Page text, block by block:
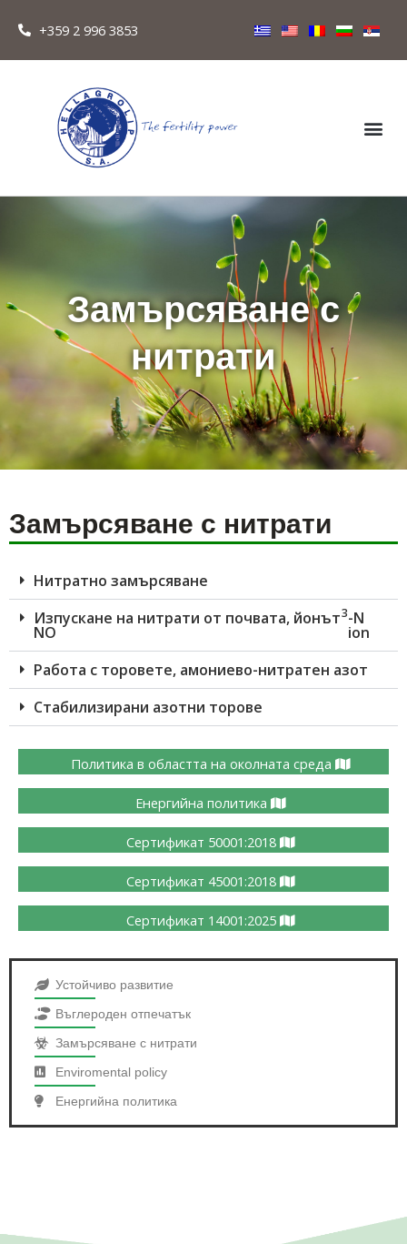
+359 2 996 3853
Замърсяване с
нитрати
Замърсяване с нитрати
Нитратно замърсяване
Изпускане на нитрати от почвата, йонът
ΝΟ
3-Ν
ion
Работа с торовете, амониево-нитратен азот
Стабилизирани азотни торове
Политика в областта на околната среда
Енергийна политика
Сертификат 50001:2018
Сертификат 45001:2018
Сертификат 14001:2025
Устойчиво развитие
Въглероден отпечатък
Замърсяване с нитрати
Enviromental policy
Енергийна политика